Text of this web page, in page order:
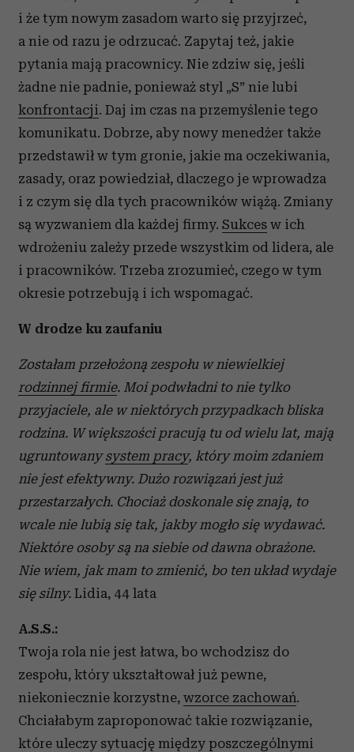
otrzymanymi od Ciebie lub uzyskanymi podczas
korzystania z ich usług.
i że tym nowym zasadom warto się przyjrzeć,
a nie od razu je odrzucać. Zapytaj też, jakie
pytania mają pracownicy. Nie zdziw się, jeśli
żadne nie padnie, ponieważ styl „S” nie lubi
konfrontacji. Daj im czas na przemyślenie tego
komunikatu. Dobrze, aby nowy menedżer także
przedstawił w tym gronie, jakie ma oczekiwania,
zasady, oraz powiedział, dlaczego je wprowadza
i z czym się dla tych pracowników wiążą. Zmiany
są wyzwaniem dla każdej firmy. Sukces w ich
wdrożeniu zależy przede wszystkim od lidera, ale
i pracowników. Trzeba zrozumieć, czego w tym
okresie potrzebują i ich wspomagać.
W drodze ku zaufaniu
Zostałam przełożoną zespołu w niewielkiej
rodzinnej firmie. Moi podwładni to nie tylko
przyjaciele, ale w niektórych przypadkach bliska
rodzina. W większości pracują tu od wielu lat, mają
ugruntowanysystem pracy, który moim zdaniem
nie jest efektywny. Dużo rozwiązań jest już
przestarzałych. Chociaż doskonale się znają, to
wcale nie lubią się tak, jakby mogło się wydawać.
Niektóre osoby są na siebie od dawna obrażone.
Nie wiem, jak mam to zmienić, bo ten układ wydaje
się silny. Lidia, 44 lata
A.S.S.:
Twoja rola nie jest łatwa, bo wchodzisz do
zespołu, który ukształtował już pewne,
niekoniecznie korzystne, wzorce zachowań.
Chciałabym zaproponować takie rozwiązanie,
które uleczy sytuację między poszczególnymi